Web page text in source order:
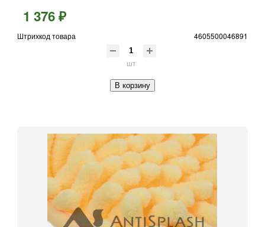
1 376 ₽
Штрихкод товара 4605500046891
шт
В корзину